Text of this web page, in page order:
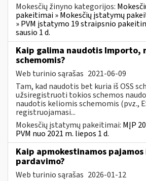
Mokesčių žinyno kategorijos:
pakeitimai » Mokesčių įstatymų
» PVM įstatymo 19 straipsnio
sausio 1 d.
Kaip galima naudotis Importo,
schemomis?
Web turinio sąrašas 2021-06-09
Tam, kad naudotis bet kuria iš OSS
užsiregistruoti tokios schemos
naudotis keliomis schemomis (pvz.,
registruojamasi...
Mokesčių įstatymų pakeitimai: MĮP
PVM nuo 2021 m. liepos 1 d.
Kaip apmokestinamos pajamos
pardavimo?
Web turinio sąrašas 2026-01-12